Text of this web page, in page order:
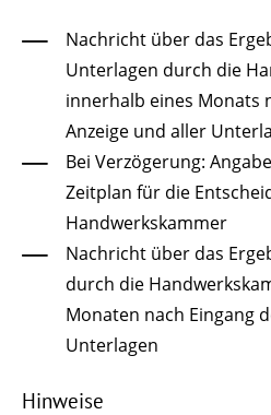
Nachricht über das
Unterlagen durch die
innerhalb eines Monats
Anzeige und aller
Bei Verzögerung:
Zeitplan für die
Handwerkskammer
Nachricht über das
durch die
Monaten nach Eingang
Unterlagen
Hinweise